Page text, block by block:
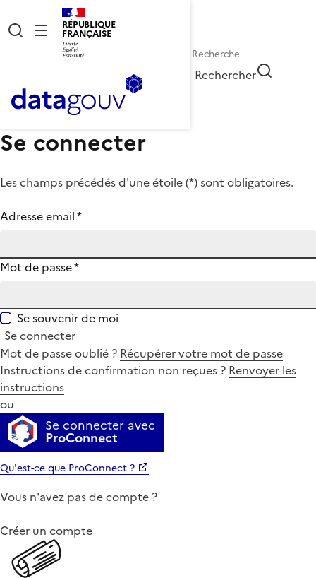
RÉPUBLIQUE
FRANÇAISE
Rechercher
Se connecter
Les champs précédés d'une étoile (*) sont obligatoires.
Adresse email*
Mot de passe*
Se souvenir de moi
Se connecter
Mot de passe oublié ? Récupérer votre mot de passe
Instructions de confirmation non reçues ? Renvoyer les
instructions
ou
Se connecter avec
ProConnect
Qu'est-ce que ProConnect ?
Vous n'avez pas de compte ?
Créer un compte